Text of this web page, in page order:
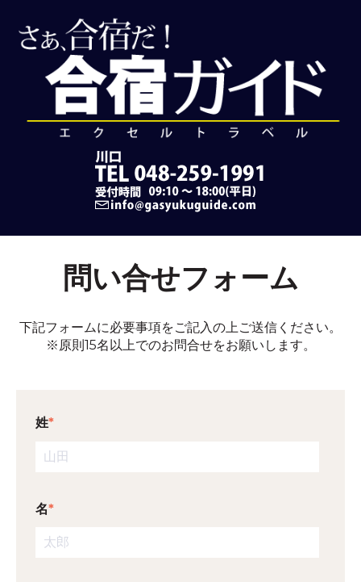
問い合せフォーム
下記フォームに必要事項をご記入の上ご送信ください。
※原則15名以上でのお問合せをお願いします。
姓*
名*